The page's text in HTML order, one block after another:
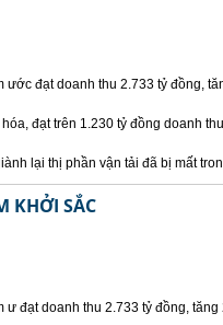
ước đạt doanh thu 2.733 tỷ đồng,
đạt trên 1.230 tỷ đồng doanh
lại thị phần vận tải đã bị mất
KHỞI SẮC
đạt doanh thu 2.733 tỷ đồng,